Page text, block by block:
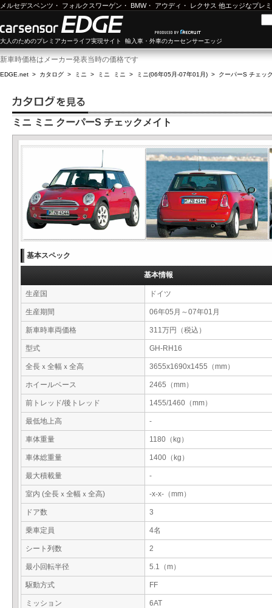
メルセデスベンツ ・ フォルクスワーゲン ・ BMW・ アウディ ・ レクサス 他エッジなプレ
大人のためのプレミアカーライフ実現サイト 輸入車・外車のカーセンサーエッジ
新車時価格はメーカー発表当時の価格です
EDGE.net > カタログ > ミニ > ミニ ミニ > ミニ(06年05月-07年01月) > クーパーS チェッ
ミニ ミニ クーパーS チェックメイト
基本スペック
基本情報
生産国 ドイツ
生産期間 06年05月～07年01月
新車時車両価格 311万円（税込）
型式 GH-RH16
全長ｘ全幅ｘ全高 3655x1690x1455（mm）
ホイールベース 2465（mm）
前トレッド/後トレッド 1455/1460（mm）
最低地上高 -
車体重量 1180（kg）
車体総重量 1400（kg）
最大積載量 -
室内 (全長ｘ全幅ｘ全高) -x-x-（mm）
ドア数 3
乗車定員 4名
シート列数 2
最小回転半径 5.1（m）
駆動方式 FF
ミッション 6AT